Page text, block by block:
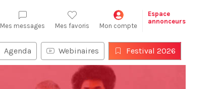
Mes messages Mes favoris Mon compte
Espace
annonceurs
Agenda Webinaires Festival 2026